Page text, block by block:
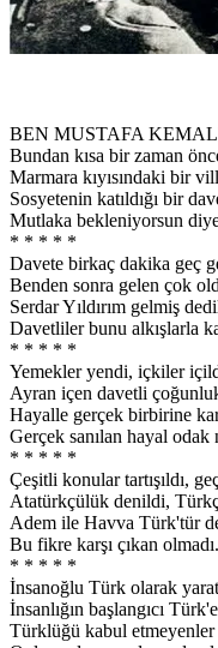
BEN MUSTAFA
Bundan kısa bir zaman
Marmara kıyısındaki bir
Sosyetenin katıldığı bir
Mutlaka bekleniyorsun
* * * * *
Davete birkaç dakika geç
Benden sonra gelen çok
Serdar Yıldırım gelmiş
Davetliler bunu alkışlarla
* * * * *
Yemekler yendi, içkiler
Ayran içen davetli
Hayalle gerçek birbirine
Gerçek sanılan hayal odak
* * * * *
Çeşitli konular tartışıldı,
Atatürkçülük denildi,
Adem ile Havva Türk'tür
Bu fikre karşı çıkan olmadı.
* * * * *
İnsanoğlu Türk olarak
İnsanlığın başlangıcı
Türklüğü kabul